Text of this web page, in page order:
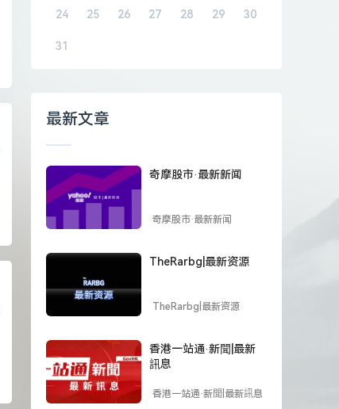
24 25 26 27 28 29 30
31
最新文章
奇摩股市·最新新闻
奇摩股市·最新新闻
TheRarbg|最新资源
TheRarbg|最新资源
香港一站通·新聞|最新
訊息
香港一站通·新聞|最新訊息